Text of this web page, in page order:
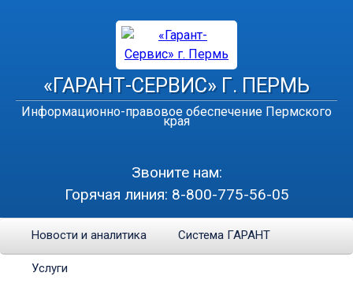
«ГАРАНТ-СЕРВИС» Г. ПЕРМЬ
Информационно-правовое обеспечение Пермского
края
Звоните нам:
Горячая линия: 8-800-775-56-05
Новости и аналитика Система ГАРАНТ
Услуги